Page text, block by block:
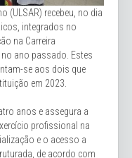
(ULSAR) recebeu, no dia
integrados no
na Carreira
ano passado. Estes
se aos dois que
em 2023.
anos e assegura a
profissional na
e o acesso a
de acordo com